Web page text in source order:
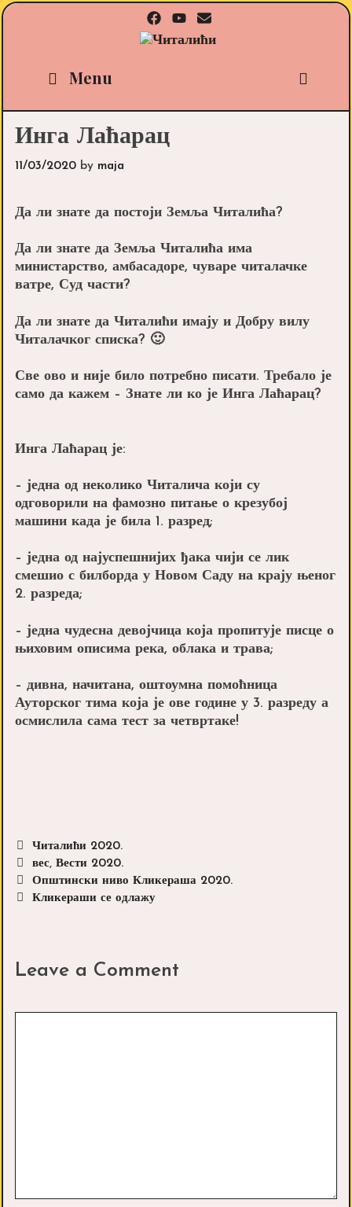
Skip
Menu
Инга Лаћарац
11/03/2020 by maja
Да ли знате да постоји Земља Читалића?
Да ли знате да Земља Читалића има
министарство, амбасадоре, чуваре читалачке
ватре, Суд части?
Да ли знате да Читалићи имају и Добру вилу
Читалачког списка? 🙂
Све ово и није било потребно писати. Требало је
само да кажем – Знате ли ко је Инга Лаћарац?
Инга Лаћарац је:
– једна од неколико Читалича који су
одговорили на фамозно питање о крезубој
машини када је била 1. разред;
– једна од најуспешнијих ђака чији се лик
смешио с билборда у Новом Саду на крају њеног
2. разреда;
– једна чудесна девојчица која пропитује писце о
њиховим описима река, облака и трава;
– дивна, начитана, оштоумна помоћница
Ауторског тима која је ове године у 3. разреду а
осмислила сама тест за четвртаке!
Categories
Читалићи 2020.
Tags
вес,Вести 2020.
Post
navigation
Општински ниво Кликераша 2020.
Кликераши се одлажу
Leave a Comment